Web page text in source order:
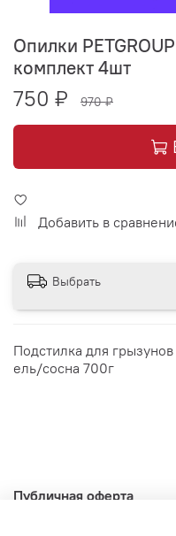
Опилки
комплект 4шт
750 ₽ 970 ₽
Добавить в
Выбрать
Подстилка для
ель/сосна 700г
Публичная оферта